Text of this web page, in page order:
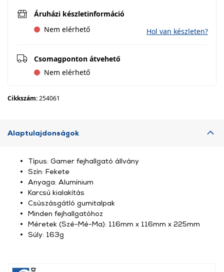
Áruházi készletinformáció
Nem elérhető
Hol van készleten?
Csomagponton átvehető
Nem elérhető
Cikkszám:254061
Alaptulajdonságok
Típus: Gamer fejhallgató állvány
Szín: Fekete
Anyaga: Alumínium
Karcsú kialakítás
Csúszásgátló gumitalpak
Minden fejhallgatóhoz
Méretek (Szé-Mé-Ma): 116mm x 116mm x 225mm
Súly: 163g